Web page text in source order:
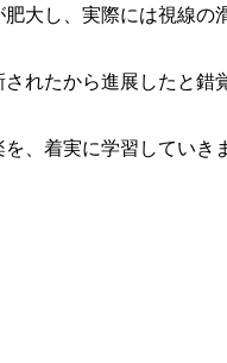
大し、実際には視線の
れたから進展したと錯
、着実に学習していき